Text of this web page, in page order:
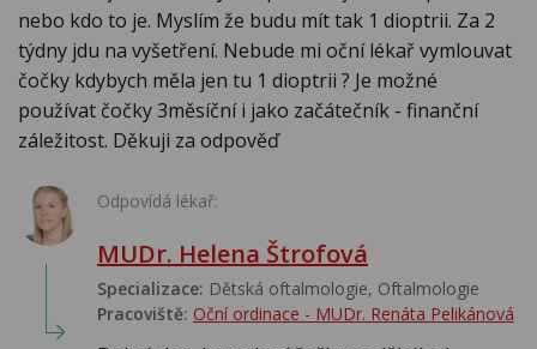
nebo kdo to je. Myslím že budu mít tak 1 dioptrii. Za 2
týdny jdu na vyšetření. Nebude mi oční lékař vymlouvat
čočky kdybych měla jen tu 1 dioptrii ? Je možné
používat čočky 3měsíční i jako začátečník - finanční
záležitost. Děkuji za odpověď
Odpovídá lékař:
MUDr. Helena Štrofová
Specializace: Dětská oftalmologie, Oftalmologie
Pracoviště: Oční ordinace - MUDr. Renáta Pelikánová